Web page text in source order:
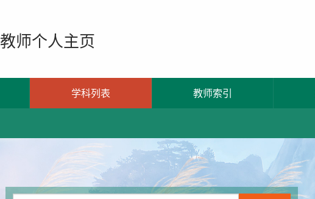
教师个人主页
学科列表 教师索引